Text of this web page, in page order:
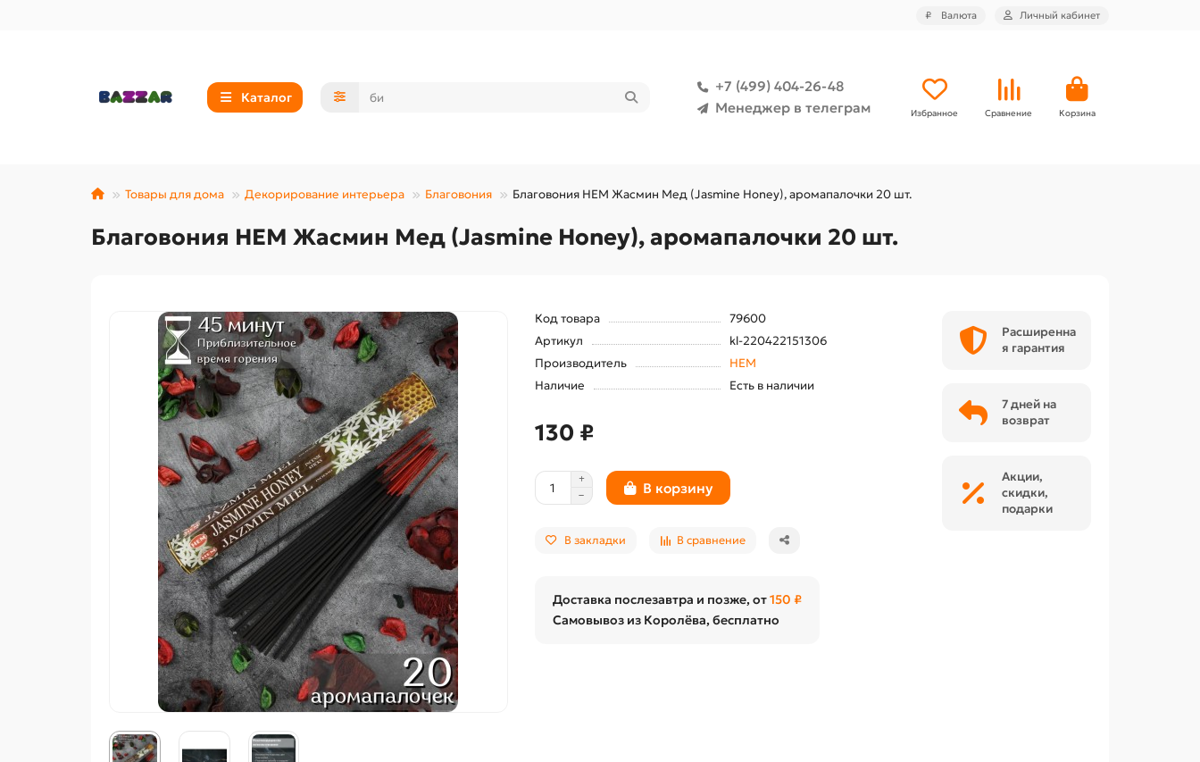
₽ Валюта Личный кабинет
Каталог
+7 (499) 404-26-48
Менеджер в телеграм
Избранное Сравнение Корзина
Товары для дома Декорирование интерьера Благовония Благовония HEM Жасмин Мед (Jasmine Honey), аромапалочки 20 шт.
Благовония HEM Жасмин Мед (Jasmine Honey), аромапалочки 20 шт.
Код товара
79600
Артикул
kl-220422151306
Производитель
HEM
Наличие
Есть в наличии
130 ₽
В корзину
В закладки В сравнение
Доставка послезавтра и позже, от150 ₽
Самовывоз из Королёва, бесплатно
Расширенна
я гарантия
7 дней на
возврат
Акции,
скидки,
подарки